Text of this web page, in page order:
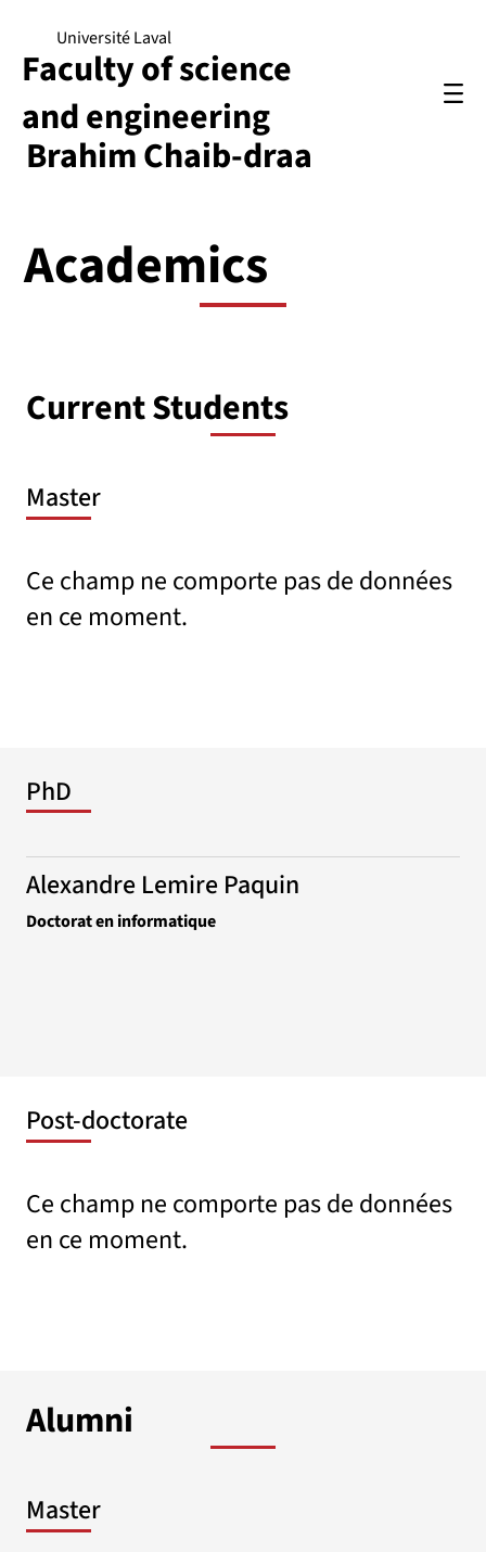
Brahim Chaib-draa
Université Laval
Faculty of science
and engineering
Academics
Current Students
Master
Ce champ ne comporte pas de données
en ce moment.
Alumni
Master
PhD
Alexandre Lemire Paquin
Doctorat en informatique
Post-doctorate
Ce champ ne comporte pas de données
en ce moment.